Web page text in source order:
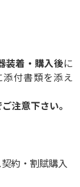
装着・購入後に
添付書類を添え
注意下さい。
約・割賦購入